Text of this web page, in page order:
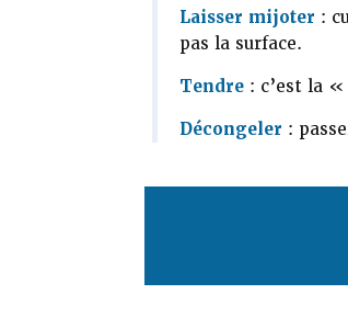
Laisser mijoter :
pas la surface.
Tendre : c’est la
Décongeler :